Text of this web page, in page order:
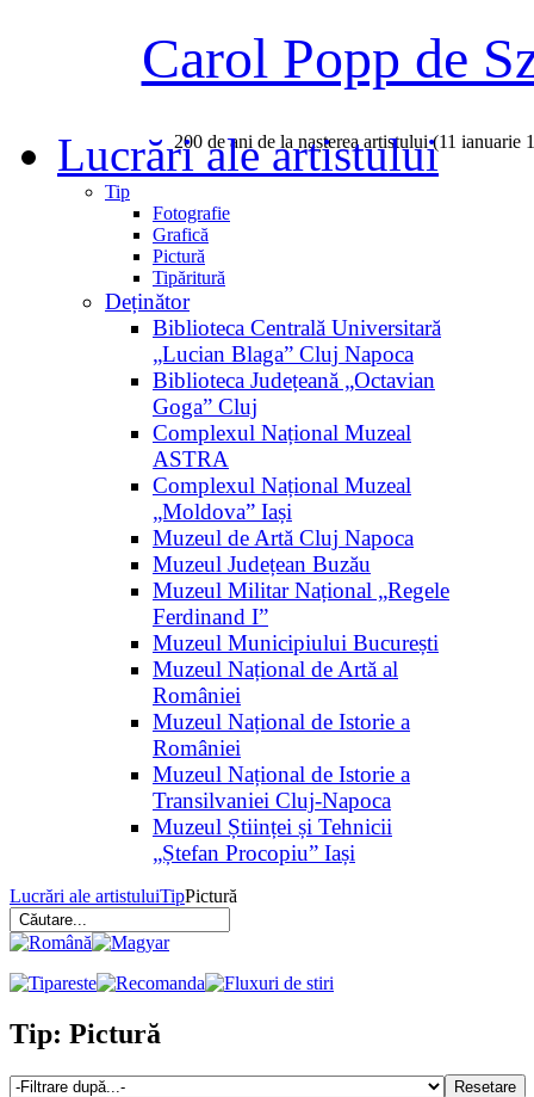
Carol Popp de
200 de ani de la nașterea artistului (11 ianuarie
Lucrări ale artistului
Tip
Fotografie
Grafică
Pictură
Tipăritură
Deținător
Biblioteca Centrală Universitară
„Lucian Blaga” Cluj Napoca
Biblioteca Județeană „Octavian
Goga” Cluj
Complexul Național Muzeal
ASTRA
Complexul Național Muzeal
„Moldova” Iași
Muzeul de Artă Cluj Napoca
Muzeul Județean Buzău
Muzeul Militar Național „Regele
Ferdinand I”
Muzeul Municipiului București
Muzeul Național de Artă al
României
Muzeul Național de Istorie a
României
Muzeul Național de Istorie a
Transilvaniei Cluj-Napoca
Muzeul Științei și Tehnicii
„Ștefan Procopiu” Iași
Lucrări ale artistuluiTipPictură
Tip: Pictură
Resetare